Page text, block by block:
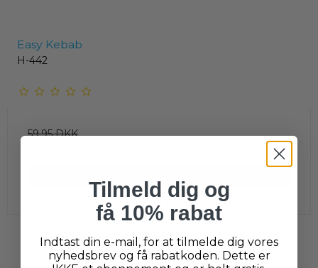
Easy Kebab
H-442
59,95 DKK
Tilmeld dig og
få 10% rabat
Indtast din e-mail, for at tilmelde dig vores
nyhedsbrev og få rabatkoden. Dette er